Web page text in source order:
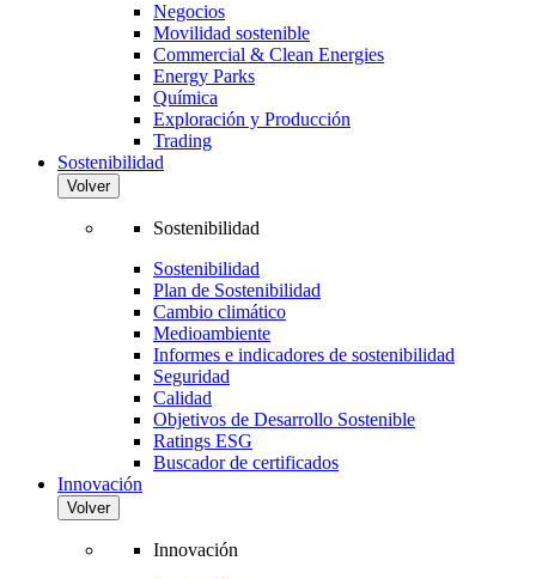
Negocios
Movilidad sostenible
Commercial & Clean Energies
Energy Parks
Química
Exploración y Producción
Trading
Sostenibilidad
Volver
Sostenibilidad
Sostenibilidad
Plan de Sostenibilidad
Cambio climático
Medioambiente
Informes e indicadores de sostenibilidad
Seguridad
Calidad
Objetivos de Desarrollo Sostenible
Ratings ESG
Buscador de certificados
Innovación
Volver
Innovación